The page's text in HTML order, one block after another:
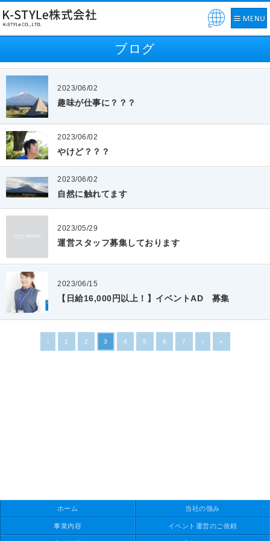
Pow
ブログ
2023/06/02
趣味が仕事に？？？
2023/06/02
やけど？？？
2023/06/02
自然に触れてます
2023/05/29
運営スタッフ募集しております
2023/06/15
【日給16,000円以上！】イベントAD 募集
‹ 1 2 3 4 5 6 7 › »
ホーム 当社の強み
事業内容 イベント運営のご依頼